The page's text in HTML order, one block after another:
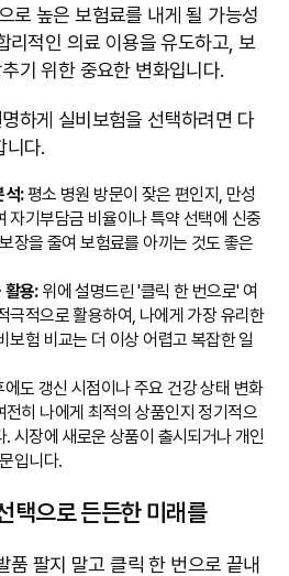
로 높은 보험료를 내게 될 가능성
리적인 의료 이용을 유도하고, 보
기 위한 중요한 변화입니다.
하게 실비보험을 선택하려면 다
니다.
석:평소 병원 방문이 잦은 편인지, 만성
자기부담금 비율이나 특약 선택에 신중
장을 줄여 보험료를 아끼는 것도 좋은
활용:위에 설명드린 '클릭 한 번으로' 여
극적으로 활용하여, 나에게 가장 유리한
보험 비교는 더 이상 어렵고 복잡한 일
도 갱신 시점이나 주요 건강 상태 변화
히 나에게 최적의 상품인지 정기적으
시장에 새로운 상품이 출시되거나 개인
입니다.
택으로 든든한 미래를
품 팔지 말고 클릭 한 번으로 끝내